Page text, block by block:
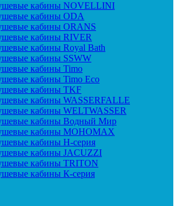
кабины NOVELLINI
кабины ODA
кабины ORANS
кабины RIVER
кабины Royal Bath
кабины SSWW
кабины Timo
кабины Timo Eco
кабины TKF
кабины WASSERFALLE
кабины WELTWASSER
кабины Водный Мир
кабины МОНОМАХ
кабины H-серия
кабины JACUZZI
кабины TRITON
кабины К-серия